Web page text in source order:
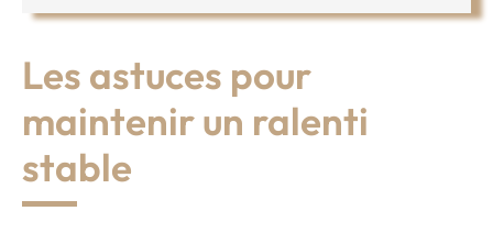
Les astuces pour
maintenir un ralenti
stable